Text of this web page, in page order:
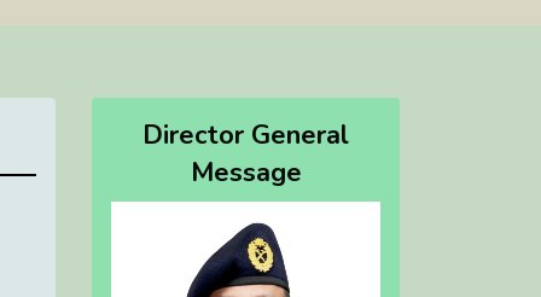
Director General
Message